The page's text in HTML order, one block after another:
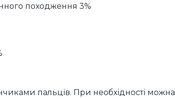
походження 3%
пальців. При необхідності можна